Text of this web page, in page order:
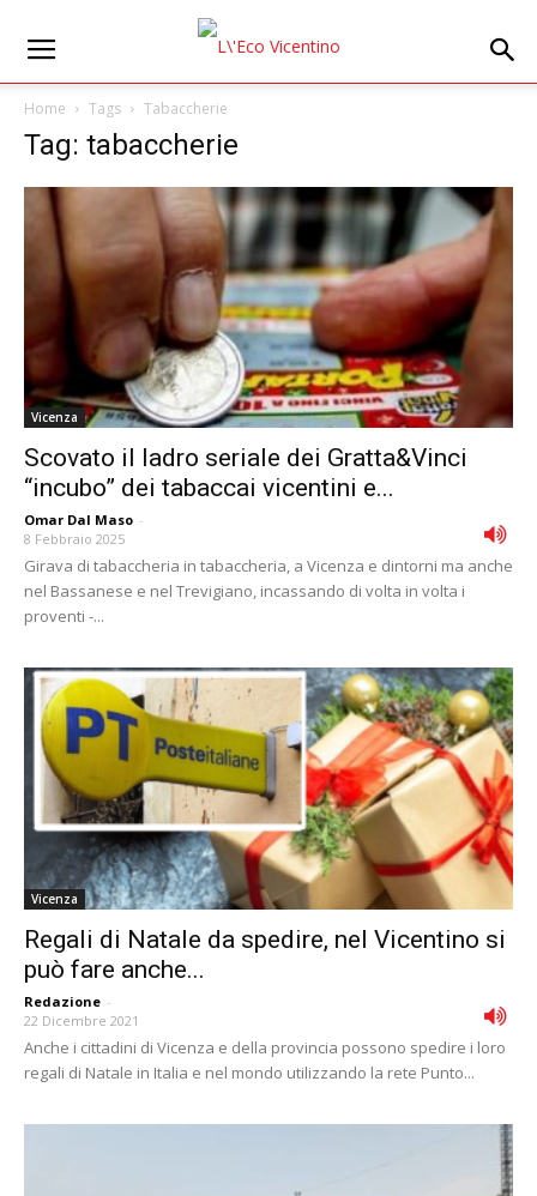
Home Tags Tabaccherie
Tag: tabaccherie
Vicenza
Scovato il ladro seriale dei Gratta&Vinci
“incubo” dei tabaccai vicentini e...
Omar Dal Maso -
8 Febbraio 2025
Girava di tabaccheria in tabaccheria, a Vicenza e dintorni ma anche
nel Bassanese e nel Trevigiano, incassando di volta in volta i
proventi -...
Vicenza
Regali di Natale da spedire, nel Vicentino si
può fare anche...
Redazione -
22 Dicembre 2021
Anche i cittadini di Vicenza e della provincia possono spedire i loro
regali di Natale in Italia e nel mondo utilizzando la rete Punto...